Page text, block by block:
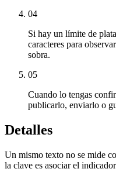
04
Si hay un límite de
caracteres para
sobra.
05
Cuando lo tengas
publicarlo, enviarlo o
Detalles
Un mismo texto no se mide
la clave es asociar el